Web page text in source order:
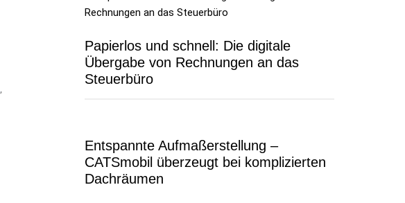
Papierlos und schnell: Die digitale
Übergabe von Rechnungen an das
Steuerbüro
Entspannte Aufmaßerstellung –
CATSmobil überzeugt bei komplizierten
Dachräumen